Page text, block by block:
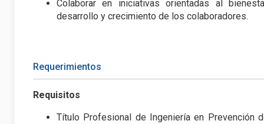
Colaborar en iniciativas orientadas al
desarrollo y crecimiento de los colaboradores.
Requerimientos
Requisitos
Título Profesional de Ingeniería en Prevención